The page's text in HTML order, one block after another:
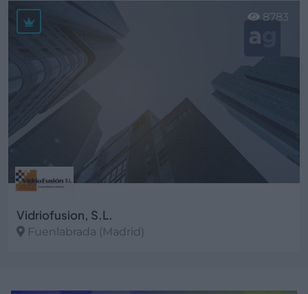
Vidriofusion, S.L.
Fuenlabrada (Madrid)
8783